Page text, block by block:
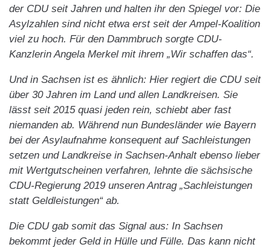
der CDU seit Jahren und halten ihr den Spiegel vor: Die
Asylzahlen sind nicht etwa erst seit der Ampel-Koalition
viel zu hoch. Für den Dammbruch sorgte CDU-
Kanzlerin Angela Merkel mit ihrem „Wir schaffen das“.
Und in Sachsen ist es ähnlich: Hier regiert die CDU seit
über 30 Jahren im Land und allen Landkreisen. Sie
lässt seit 2015 quasi jeden rein, schiebt aber fast
niemanden ab. Während nun Bundesländer wie Bayern
bei der Asylaufnahme konsequent auf Sachleistungen
setzen und Landkreise in Sachsen-Anhalt ebenso lieber
mit Wertgutscheinen verfahren, lehnte die sächsische
CDU-Regierung 2019 unseren Antrag „Sachleistungen
statt Geldleistungen“ ab.
Die CDU gab somit das Signal aus: In Sachsen
bekommt jeder Geld in Hülle und Fülle. Das kann nicht